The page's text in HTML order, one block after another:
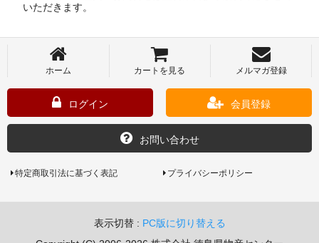
いただきます。
ホーム カートを見る メルマガ登録
ログイン 会員登録
お問い合わせ
特定商取引法に基づく表記 プライバシーポリシー
表示切替 : PC版に切り替える